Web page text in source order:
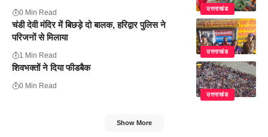
उत्तराखंड
0 Min Read
उत्तराखंड
चंडी देवी मंदिर में बिछड़े दो बालक, हरिद्वार पुलिस ने
परिजनों से मिलाया
1 Min Read
उत्तराखंड
शिवभक्तों ने दिया फीडबैक
0 Min Read
Show More